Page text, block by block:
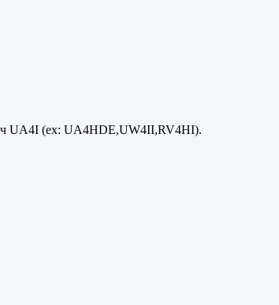
UA4I (ex: UA4HDE,UW4II,RV4HI).